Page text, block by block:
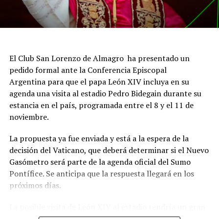
El Club San Lorenzo de Almagro ha presentado un
pedido formal ante la Conferencia Episcopal
Argentina para que el papa León XIV incluya en su
agenda una visita al estadio Pedro Bidegain durante su
estancia en el país, programada entre el 8 y el 11 de
noviembre.
La propuesta ya fue enviada y está a la espera de la
decisión del Vaticano, que deberá determinar si el Nuevo
Gasómetro será parte de la agenda oficial del Sumo
Pontífice. Se anticipa que la respuesta llegará en los
próximos días.